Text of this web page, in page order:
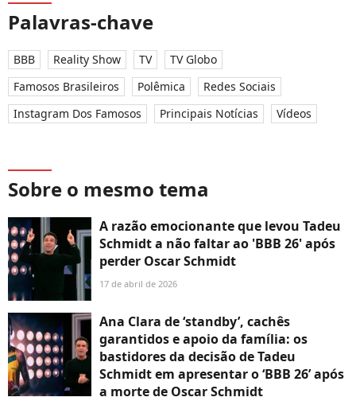
Palavras-chave
BBB Reality Show TV
TV Globo
Famosos Brasileiros
Polêmica
Redes Sociais
Instagram Dos Famosos
Principais Notícias Vídeos
Sobre o mesmo tema
A razão emocionante que levou Tadeu
Schmidt a não faltar ao 'BBB 26' após
perder Oscar Schmidt
17 de abril de 2026
Ana Clara de ‘standby’, cachês
garantidos e apoio da família: os
bastidores da decisão de Tadeu
Schmidt em apresentar o ‘BBB 26’ após
a morte de Oscar Schmidt